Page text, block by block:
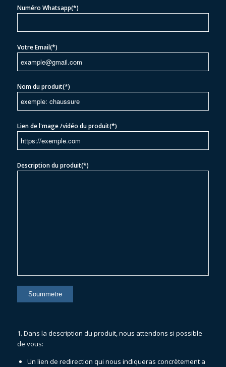
Numéro Whatsapp(*)
Votre Email(*)
Nom du produit(*)
Lien de l'mage /vidéo du produit(*)
Description du produit(*)
1. Dans la description du produit, nous attendons si possible
de vous:
Un lien de redirection qui nous indiqueras concrètement a